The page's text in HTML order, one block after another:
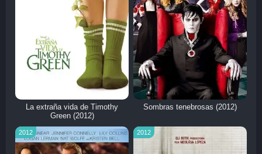
La extraña vida de Timothy
Green (2012)
Sombras tenebrosas (2012)
2012 2012